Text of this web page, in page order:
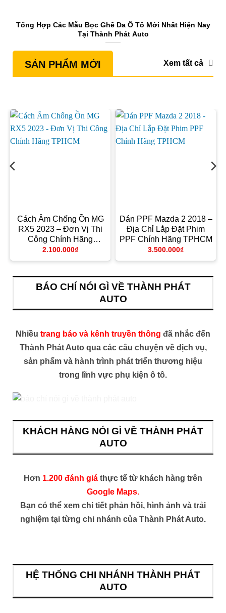
Tổng Hợp Các Mẫu Bọc Ghế Da Ô Tô Mới Nhất Hiện Nay
Tại Thành Phát Auto
SẢN PHẨM MỚI Xem tất cả
Cách Âm Chống Ồn MG
RX5 2023 – Đơn Vị Thi
Công Chính Hãng
TPHCM
2.100.000₫
Dán PPF Mazda 2 2018 –
Địa Chỉ Lắp Đặt Phim
PPF Chính Hãng TPHCM
3.500.000₫
BÁO CHÍ NÓI GÌ VỀ THÀNH PHÁT
AUTO
Nhiều trang báo và kênh truyền thông đã nhắc đến
Thành Phát Auto qua các câu chuyện về dịch vụ,
sản phẩm và hành trình phát triển thương hiệu
trong lĩnh vực phụ kiện ô tô.
KHÁCH HÀNG NÓI GÌ VỀ THÀNH PHÁT
AUTO
Hơn 1.200 đánh giá thực tế từ khách hàng trên
Google Maps.
Bạn có thể xem chi tiết phản hồi, hình ảnh và trải
nghiệm tại từng chi nhánh của Thành Phát Auto.
HỆ THỐNG CHI NHÁNH THÀNH PHÁT
AUTO